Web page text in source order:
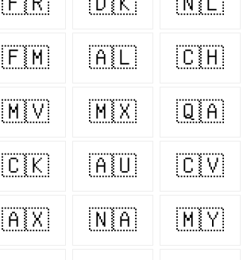
🇫🇲 🇦🇱 🇨🇭
🇲🇻 🇲🇽 🇶🇦
🇨🇰 🇦🇺 🇨🇻
🇦🇽 🇳🇦 🇲🇾